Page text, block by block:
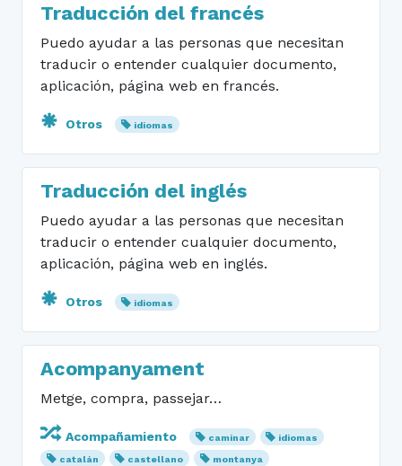
Traducción del francés
Puedo ayudar a las personas que necesitan
traducir o entender cualquier documento,
aplicación, página web en francés.
Otros idiomas
Traducción del inglés
Puedo ayudar a las personas que necesitan
traducir o entender cualquier documento,
aplicación, página web en inglés.
Otros idiomas
Acompanyament
Metge, compra, passejar…
Acompañamiento caminar
idiomas
catalán
castellano montanya